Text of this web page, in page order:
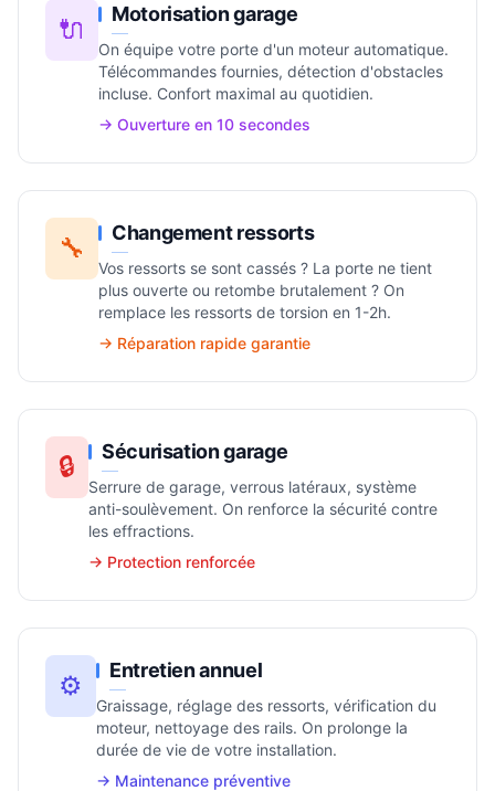
🔌 Motorisation garage
On équipe votre porte d'un moteur automatique.
Télécommandes fournies, détection d'obstacles
incluse. Confort maximal au quotidien.
→ Ouverture en 10 secondes
🔧 Changement ressorts
Vos ressorts se sont cassés ? La porte ne tient
plus ouverte ou retombe brutalement ? On
remplace les ressorts de torsion en 1-2h.
→ Réparation rapide garantie
🔒 Sécurisation garage
Serrure de garage, verrous latéraux, système
anti-soulèvement. On renforce la sécurité contre
les effractions.
→ Protection renforcée
⚙️ Entretien annuel
Graissage, réglage des ressorts, vérification du
moteur, nettoyage des rails. On prolonge la
durée de vie de votre installation.
→ Maintenance préventive